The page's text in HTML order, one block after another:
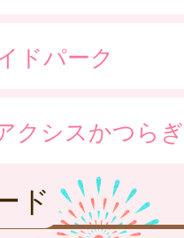
ドパーク
クシスかつら
ド